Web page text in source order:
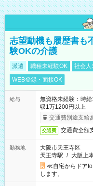
志望動機も履歴書も
験OKの介護
派遣 職種未経験OK 社会人
WEB登録・面接OK
給与
無資格未経験：時
収1万1200円以上
交通費別途支給
交通費 交通費全額
勤務地
大阪市天王寺区
天王寺駅 / 大阪上
≪自宅からドア
します。